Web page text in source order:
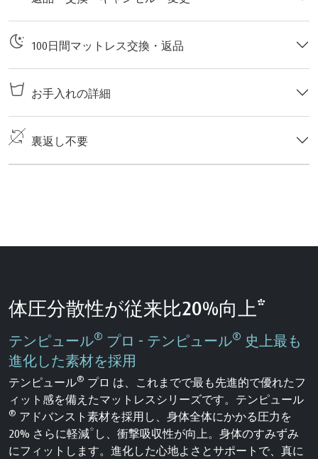
100日間マットレス交換・返品
お手入れの詳細
裏返し不要
体圧分散性が従来比20%向上*
テンピュール® プロ - テンピュール® 史上最も
進化した素材を採用
テンピュール® プロ は、これまでで最も先進的で優れたフ
ィット感を備えたマットレスシリーズです。テンピュール
® アドバンスト素材を採用し、身体全体にかかる圧力を
20% さらに軽減*し、衝撃吸収性が向上。身体のすみずみ
にフィットします。進化した心地よさとサポートで、真に